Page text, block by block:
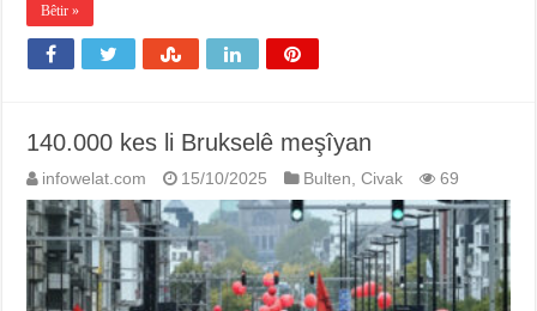
Bêtir »
140.000 kes li Brukselê meşîyan
infowelat.com 15/10/2025 Bulten ,Civak 69